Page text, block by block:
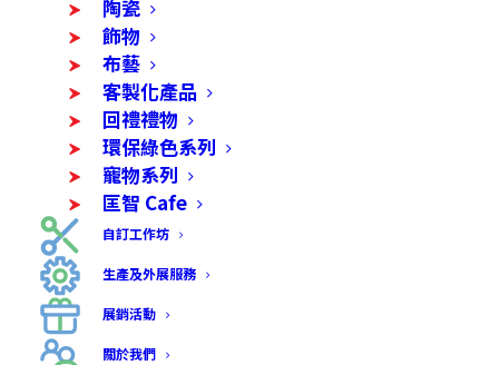
陶瓷
飾物
布藝
客製化產品
回禮禮物
環保綠色系列
寵物系列
匡智 Cafe
自訂工作坊
生產及外展服務
展銷活動
關於我們